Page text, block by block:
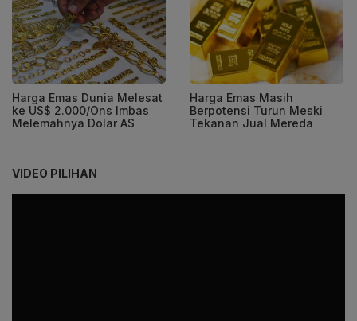
Harga Emas Dunia Melesat
ke US$ 2.000/Ons Imbas
Melemahnya Dolar AS
Harga Emas Masih
Berpotensi Turun Meski
Tekanan Jual Mereda
VIDEO PILIHAN